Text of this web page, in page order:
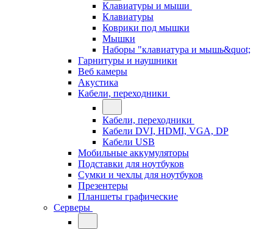
Клавиатуры и мыши
Клавиатуры
Коврики под мышки
Мышки
Наборы "клавиатура и мышь&quot;
Гарнитуры и наушники
Веб камеры
Акустика
Кабели, переходники
Кабели, переходники
Кабели DVI, HDMI, VGA, DP
Кабели USB
Мобильные аккумуляторы
Подставки для ноутбуков
Сумки и чехлы для ноутбуков
Презентеры
Планшеты графические
Серверы